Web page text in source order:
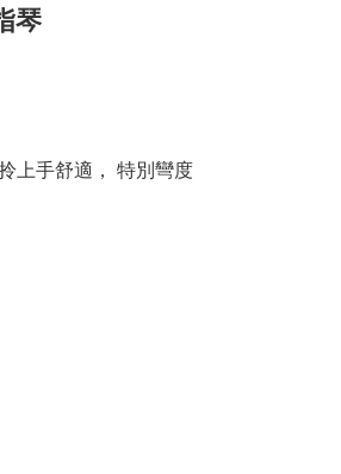
琴
上手舒適， 特別彎度